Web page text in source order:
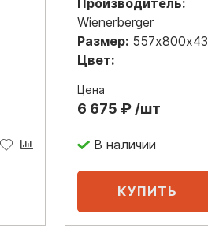
Wienerberger
Размер: 557х800х43
Цвет:
Цена
6 675 ₽ /шт
В наличии